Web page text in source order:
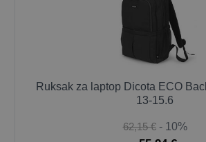
Ruksak za laptop Dicota ECO
13-15.6
62,15 € - 10%